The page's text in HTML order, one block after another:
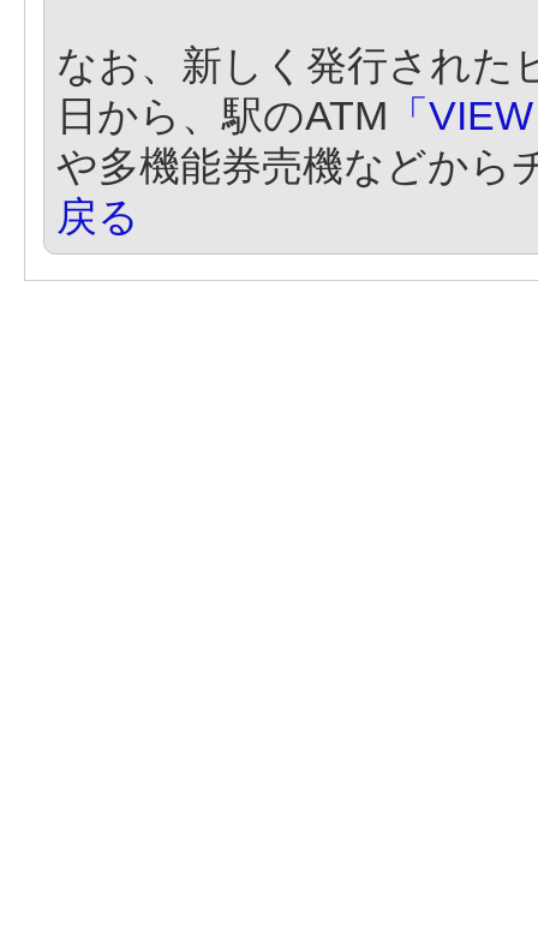
なお、新しく発行された
日から、駅のATM 「
や多機能券売機などから
戻る